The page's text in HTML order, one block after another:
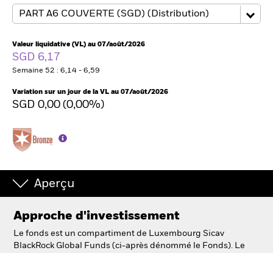
Thèmes
ETFs & Fonds indiciels
Documents
Intermédiaires financiers.
BlackRock
Valeur liquidative (VL) au 07/août/2026
SGD 6,17
Semaine 52 : 6,14 - 6,59
Variation sur un jour de la VL au 07/août/2026
SGD 0,00 (0,00%)
Aperçu
Approche d'investissement
Le fonds est un compartiment de Luxembourg Sicav
BlackRock Global Funds (ci-après dénommé le Fonds). Le